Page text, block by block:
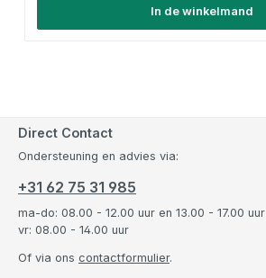
In de winkelmand
Direct Contact
Ondersteuning en advies via:
+31 62 75 31 985
ma-do: 08.00 - 12.00 uur en 13.00 - 17.00 uur
vr: 08.00 - 14.00 uur
Of via ons contactformulier.